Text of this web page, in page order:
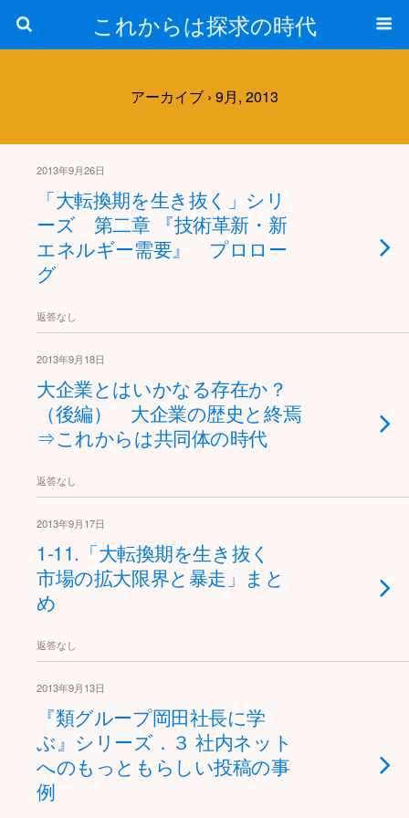
これからは探求の時代
アーカイブ › 9月, 2013
2013年9月26日
「大転換期を生き抜く」シリ
ーズ 第二章 『技術革新・新
エネルギー需要』 プロロー
グ
返答なし
2013年9月18日
大企業とはいかなる存在か？
（後編） 大企業の歴史と終焉
⇒これからは共同体の時代
返答なし
2013年9月17日
1-11.「大転換期を生き抜く
市場の拡大限界と暴走」まと
め
返答なし
2013年9月13日
『類グループ岡田社長に学
ぶ』シリーズ．３ 社内ネット
へのもっともらしい投稿の事
例